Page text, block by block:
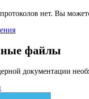
нет. Вы
файлы
документации